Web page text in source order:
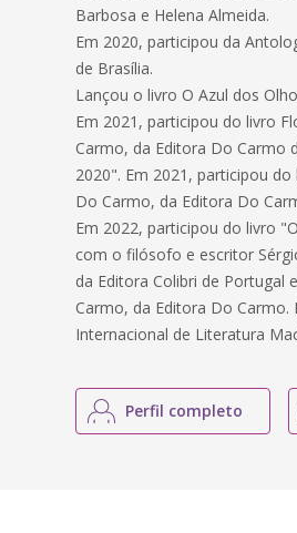
Barbosa e Helena Almeida.
Em 2020, participou da
de Brasília.
Lançou o livro O Azul dos
Em 2021, participou do livro
Carmo, da Editora Do Carmo
2020". Em 2021, participou
Do Carmo, da Editora Do
Em 2022, participou do livro
com o filósofo e escritor
da Editora Colibri de
Carmo, da Editora Do
Internacional de Literatura
Perfil completo